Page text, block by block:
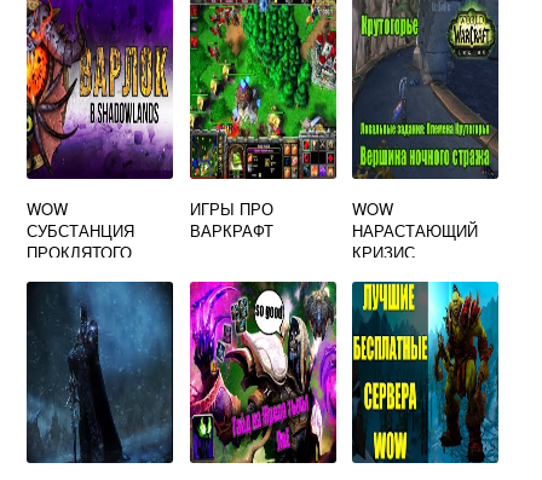
WOW
СУБСТАНЦИЯ
ПРОКЛЯТОГО
ИГРЫ ПРО
ВАРКРАФТ
WOW
НАРАСТАЮЩИЙ
КРИЗИС